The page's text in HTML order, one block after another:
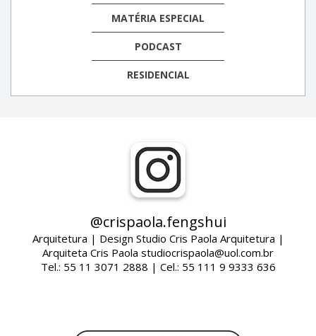
MATÉRIA ESPECIAL
PODCAST
RESIDENCIAL
@crispaola.fengshui
Arquitetura | Design Studio Cris Paola Arquitetura |
Arquiteta Cris Paola studiocrispaola@uol.com.br
Tel.: 55 11 3071 2888 | Cel.: 55 111 9 9333 636